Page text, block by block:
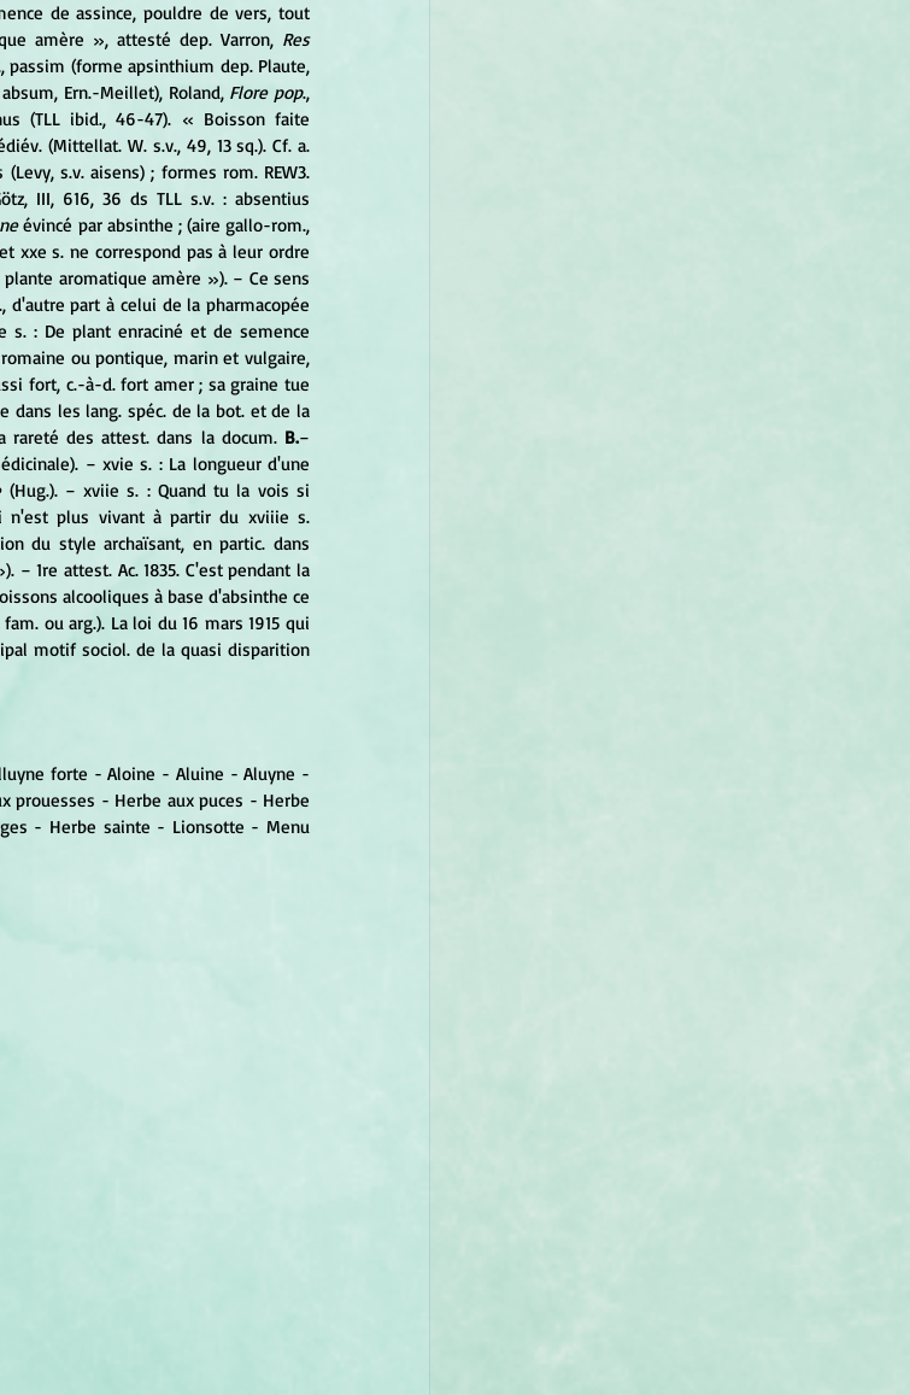
de assince, pouldre de vers, tout
amère », attesté dep. Varron, Res
Ern.-Meillet), Roland, Flore pop.,
(TLL ibid., 46-47). « Boisson faite
(Mittellat. W. s.v., 49, 13 sq.). Cf. a.
s.v. aisens) ; formes rom. REW3.
III, 616, 36 ds TLL s.v. : absentius
évincé par absinthe ; (aire gallo-rom.,
xxe s. ne correspond pas à leur ordre
aromatique amère »). − Ce sens
part à celui de la pharmacopée
: De plant enraciné et de semence
ou pontique, marin et vulgaire,
fort, c.-à-d. fort amer ; sa graine tue
dans les lang. spéc. de la bot. et de la
rareté des attest. dans la docum. B.−
− xvie s. : La longueur d'une
(Hug.). − xviie s. : Quand tu la vois si
n'est plus vivant à partir du xviiie s.
du style archaïsant, en partic. dans
− 1re attest. Ac. 1835. C'est pendant la
alcooliques à base d'absinthe ce
ou arg.). La loi du 16 mars 1915 qui
motif sociol. de la quasi disparition
forte - Aloine - Aluine - Aluyne -
prouesses - Herbe aux puces - Herbe
- Herbe sainte - Lionsotte - Menu